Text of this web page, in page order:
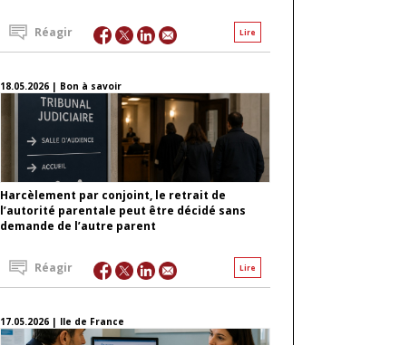
Lire
Réagir
18.05.2026 | Bon à savoir
Harcèlement par conjoint, le retrait de
l’autorité parentale peut être décidé sans
demande de l’autre parent
Lire
Réagir
17.05.2026 | Ile de France